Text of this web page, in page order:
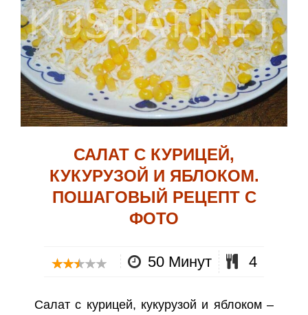
САЛАТ С КУРИЦЕЙ,
КУКУРУЗОЙ И ЯБЛОКОМ.
ПОШАГОВЫЙ РЕЦЕПТ С
ФОТО
50 Минут 4
Салат с курицей, кукурузой и яблоком –